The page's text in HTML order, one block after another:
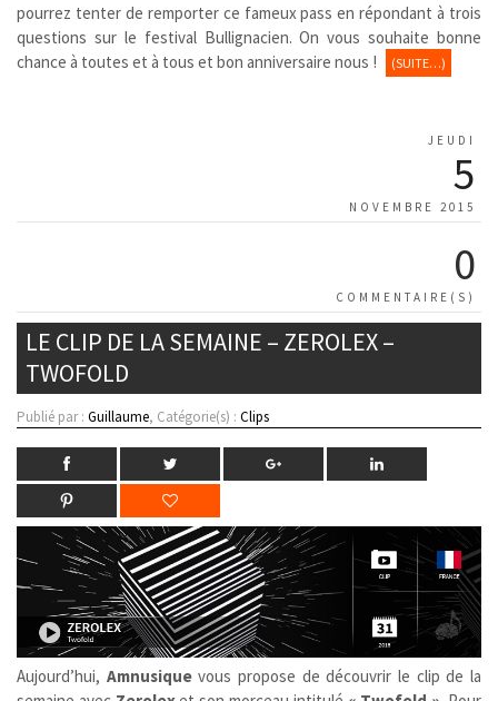
pourrez tenter de remporter ce fameux pass en répondant à trois
questions sur le festival Bullignacien. On vous souhaite bonne
chance à toutes et à tous et bon anniversaire nous !
(SUITE…)
JEUDI
5
NOVEMBRE 2015
0
COMMENTAIRE(S)
LE CLIP DE LA SEMAINE – ZEROLEX –
TWOFOLD
Publié par : Guillaume, Catégorie(s) : Clips
Aujourd’hui, Amnusiquevous propose de découvrir le clip de la